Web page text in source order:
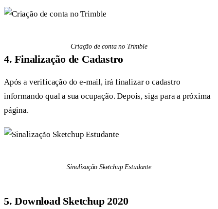
Criação de conta no Trimble
4. Finalização de Cadastro
Após a verificação do e-mail, irá finalizar o cadastro
informando qual a sua ocupação. Depois, siga para a próxima
página.
Sinalização Sketchup Estudante
5. Download Sketchup 2020